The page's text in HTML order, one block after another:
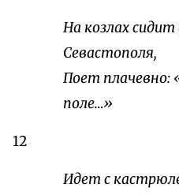
На козлах
Севастополя,
Поет плачевно:
поле…»
12
Идет с